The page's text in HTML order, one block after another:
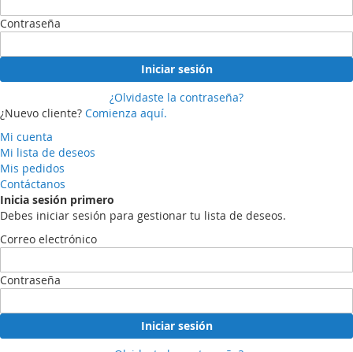
Contraseña
Iniciar sesión
¿Olvidaste la contraseña?
¿Nuevo cliente? Comienza aquí.
Mi cuenta
Mi lista de deseos
Mis pedidos
Contáctanos
Inicia sesión primero
Debes iniciar sesión para gestionar tu lista de deseos.
Correo electrónico
Contraseña
Iniciar sesión